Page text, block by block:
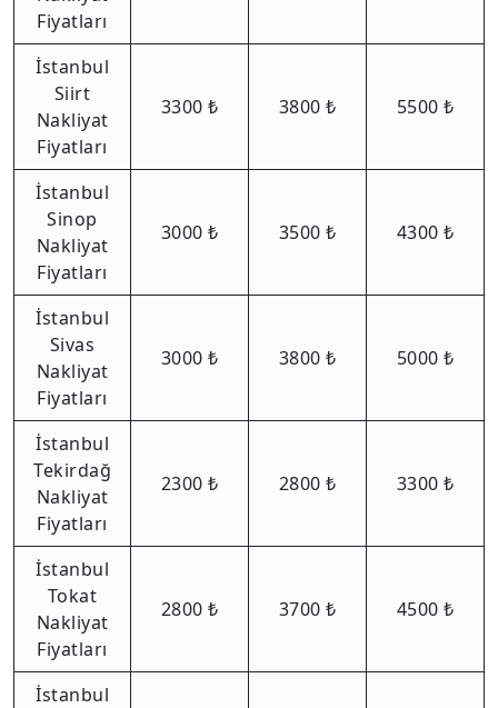
Fiyatları
İstanbul
Siirt
Nakliyat
Fiyatları
3300 ₺ 3800 ₺ 5500 ₺
İstanbul
Sinop
Nakliyat
Fiyatları
3000 ₺ 3500 ₺ 4300 ₺
İstanbul
Sivas
Nakliyat
Fiyatları
3000 ₺ 3800 ₺ 5000 ₺
İstanbul
Tekirdağ
Nakliyat
Fiyatları
2300 ₺ 2800 ₺ 3300 ₺
İstanbul
Tokat
Nakliyat
Fiyatları
2800 ₺ 3700 ₺ 4500 ₺
İstanbul